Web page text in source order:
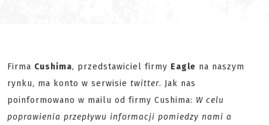
Firma Cushima, przedstawiciel firmy Eagle na naszym
rynku, ma konto w serwisie twitter. Jak nas
poinformowano w mailu od firmy Cushima: W celu
poprawienia przepływu informacji pomiedzy nami a